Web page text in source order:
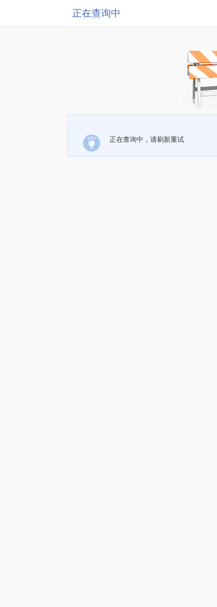
正在查询中
正在查询中，请刷新重试